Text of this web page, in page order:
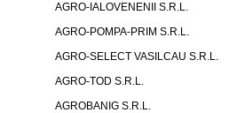
AGRO-IALOVENENII S.R.L.
AGRO-POMPA-PRIM S.R.L.
AGRO-SELECT VASILCAU S.R.L.
AGRO-TOD S.R.L.
AGROBANIG S.R.L.